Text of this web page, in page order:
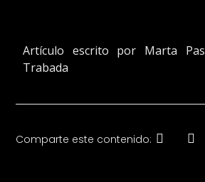
Artículo escrito por Marta
Trabada
Comparte este contenido: